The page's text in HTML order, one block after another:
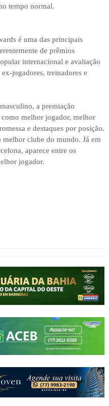
tempo normal.
é uma das principais
de prêmios
internacional e avaliação
jogadores, treinadores e
a premiação
melhor jogador, melhor
e destaques por posição.
clube do mundo. Já em
aparece entre os
jogador.